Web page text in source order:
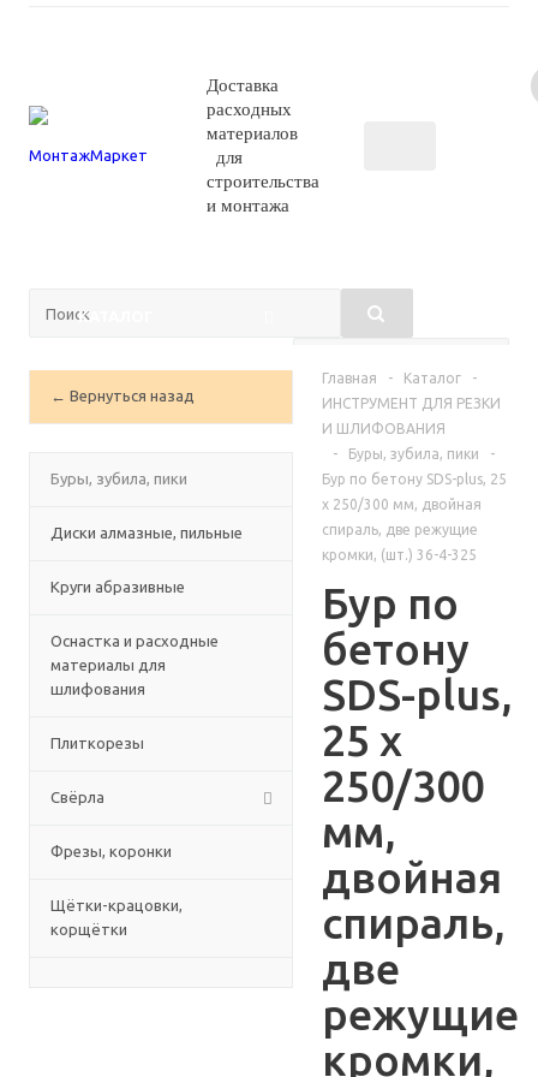
Доставка
расходных
материалов
для
строительства
и монтажа
КАТАЛОГ
← Вернуться назад
Буры, зубила, пики
Диски алмазные, пильные
Круги абразивные
Оснастка и расходные
материалы для
шлифования
Плиткорезы
Свёрла
Фрезы, коронки
Щётки-крацовки,
корщётки
Главная - Каталог
-
ИНСТРУМЕНТ ДЛЯ РЕЗКИ
И ШЛИФОВАНИЯ
-
Буры, зубила, пики
-
Бур по бетону SDS-plus, 25
х 250/300 мм, двойная
спираль, две режущие
кромки, (шт.) 36-4-325
Бур по
бетону
SDS-plus,
25 х
250/300
мм,
двойная
спираль,
две
режущие
кромки,